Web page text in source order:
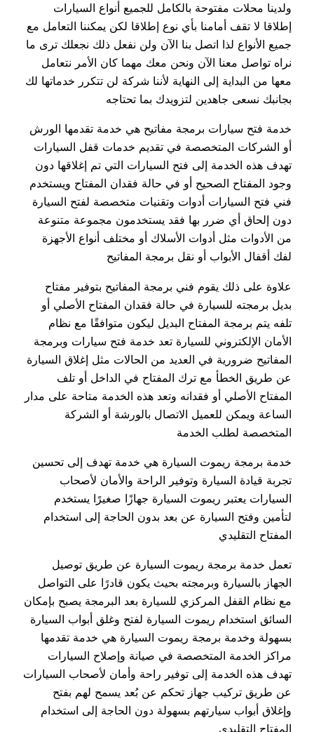
ولدينا محلات مفتوحة بالكامل للجميع أنواع السيارات
إطلاقا لا تقف أمامنا بأي نوع إطلاقا لكن يمكننا التعامل مع
جميع الأنواع لذا اتصل بنا الآن ولن نفعل ذلك نجعلك ترى ما
نراه تواصل معنا الآن ونحن معك مهما كان الأمر نتعامل
معها من البداية إلى النهاية لأننا شركة لن تتكرر خدماتها لك
بجانبك نسعى جاهدين لتزويدك بما تحتاجه
خدمة فتح سيارات برمجة مفاتيح هي خدمة تقدمها الورش
أو الشركات المتخصصة في تقديم خدمات قفل السيارات
تهدف هذه الخدمة إلى فتح السيارات التي تم إغلاقها دون
وجود المفتاح الصحيح أو في حالة فقدان المفتاح ويستخدم
فني فتح السيارات أدوات وتقنيات متخصصة لفتح السيارة
دون إلحاق أي ضرر بها فقد يستخدمون مجموعة متنوعة
من الأدوات مثل أدوات الأسلاك أو مختلف أنواع الأجهزة
لفك أقفال الأبواب أو نقل برمجة المفاتيح
علاوة على ذلك يقوم فني برمجة المفاتيح بتوفير مفتاح
بديل برمجته للسيارة في حالة فقدان المفتاح الأصلي أو
تلفه يتم برمجة المفتاح البديل ليكون متوافقًا مع نظام
الأمان الإلكتروني للسيارة تعد خدمة فتح سيارات وبرمجة
المفاتيح ضرورية في العديد من الحالات مثل إغلاق السيارة
عن طريق الخطأ مع ترك المفتاح في الداخل أو تلف
المفتاح الأصلي أو فقدانه وتعد هذه الخدمة متاحة على مدار
الساعة ويمكن للعميل الاتصال بالورشة أو الشركة
المتخصصة لطلب الخدمة
خدمة برمجة ريموت السيارة هي خدمة تهدف إلى تحسين
تجربة قيادة السيارة وتوفير الراحة والأمان لأصحاب
السيارات يعتبر ريموت السيارة جهازًا صغيرًا يستخدم
لتأمين وفتح السيارة عن بعد بدون الحاجة إلى استخدام
المفتاح التقليدي
تعمل خدمة برمجة ريموت السيارة عن طريق توصيل
الجهاز بالسيارة وبرمجته بحيث يكون قادرًا على التواصل
مع نظام القفل المركزي للسيارة بعد البرمجة يصبح بإمكان
السائق استخدام ريموت السيارة لفتح وغلق أبواب السيارة
بسهولة وخدمة برمجة ريموت السيارة هي خدمة تقدمها
مراكز الخدمة المتخصصة في صيانة وإصلاح السيارات
تهدف هذه الخدمة إلى توفير راحة وأمان لأصحاب السيارات
عن طريق تركيب جهاز تحكم عن بُعد يسمح لهم بفتح
وإغلاق أبواب سيارتهم بسهولة دون الحاجة إلى استخدام
المفتاح التقليدي